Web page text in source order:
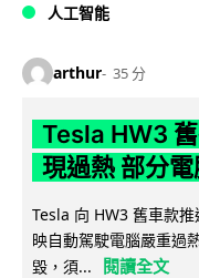
人工智能
arthur 35 分
Tesla HW3
現過熱 部分
Tesla 向 HW3 舊車款
映自動駕駛電腦嚴重過
毀，須...
閱讀全文